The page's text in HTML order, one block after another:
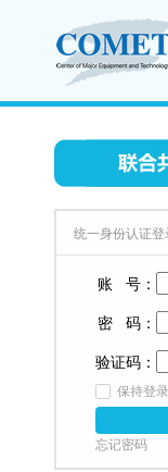
统一身份认证登
账 号：
密 码：
验证码：
保持登
忘记密码